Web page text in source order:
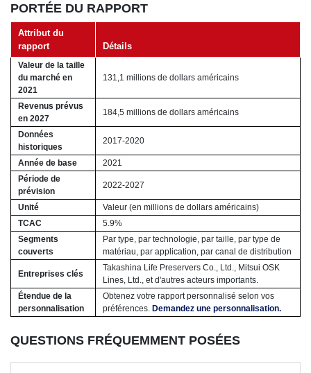
PORTÉE DU RAPPORT
Attribut du
rapport
Détails
Valeur de la taille
du marché en
2021
131,1 millions de dollars américains
Revenus prévus
en 2027
184,5 millions de dollars américains
Données
historiques
2017-2020
Année de base
2021
Période de
prévision
2022-2027
Unité
Valeur (en millions de dollars américains)
TCAC
5.9%
Segments
couverts
Par type, par technologie, par taille, par type de
matériau, par application, par canal de distribution
Entreprises clés
Takashina Life Preservers Co., Ltd., Mitsui OSK
Lines, Ltd., et d'autres acteurs importants.
Étendue de la
personnalisation
Obtenez votre rapport personnalisé selon vos
préférences. Demandez une personnalisation.
QUESTIONS FRÉQUEMMENT POSÉES